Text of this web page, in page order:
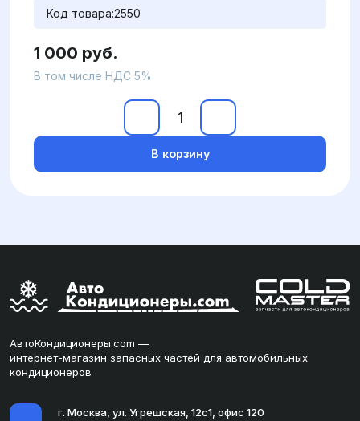
Код товара:2550
1 000 руб.
В том числе НДС 5%
В корзину
АвтоКондиционеры.com —
интернет-магазин запасных частей для автомобильных
кондиционеров
г. Москва, ул. Угрешская, 12с1, офис 120